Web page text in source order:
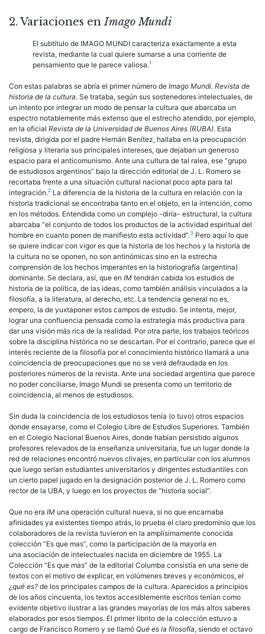
2. Variaciones enImago Mundi
El subtítulo de IMAGO MUNDI caracteriza exactamente a esta
revista, mediante la cual quiere sumarse a una corriente de
pensamiento que le parece valiosa.1
Con estas palabras se abría el primer número de Imago Mundi. Revista de
historia de la cultura. Se trataba, según sus sostenedores intelectuales, de
un intento por integrar un modo de pensar la cultura que abarcaba un
espectro notablemente más extenso que el estrecho atendido, por ejemplo,
en la oficial Revista de la Universidad de Buenos Aires (RUBA). Esta
revista, dirigida por el padre Hernán Benítez, hallaba en la preocupación
religiosa y literaria sus principales intereses, que dejaban un generoso
espacio para el anticomunismo. Ante una cultura de tal ralea, ese “grupo
de estudiosos argentinos” bajo la dirección editorial de J. L. Romero se
recortaba frente a una situación cultural nacional poco apta para tal
integración.2 La diferencia de la historia de la cultura en relación con la
historia tradicional se encontraba tanto en el objeto, en la intención, como
en los métodos. Entendida como un complejo -diría- estructural, la cultura
abarcaba “el conjunto de todos los productos de la actividad espiritual del
hombre en cuanto ponen de manifiesto esta actividad”.3 Pero aquí lo que
se quiere indicar con vigor es que la historia de los hechos y la historia de
la cultura no se oponen, no son antinómicas sino en la estrecha
comprensión de los hechos imperantes en la historiografía (argentina)
dominante. Se declara, así, que en IM tendrán cabida los estudios de
historia de la política, de las ideas, como también análisis vinculados a la
filosofía, a la literatura, al derecho, etc. La tendencia general no es,
empero, la de yuxtaponer estos campos de estudio. Se intenta, mejor,
lograr una confluencia pensada como la estrategia más productiva para
dar una visión más rica de la realidad. Por otra parte, los trabajos teóricos
sobre la disciplina histórica no se descartan. Por el contrario, parece que el
interés reciente de la filosofía por el conocimiento histórico llamará a una
coincidencia de preocupaciones que no se verá defraudada en los
posteriores números de la revista. Ante una sociedad argentina que parece
no poder conciliarse, Imago Mundi se presenta como un territorio de
coincidencia, al menos de estudiosos.
Sin duda la coincidencia de los estudiosos tenía (o tuvo) otros espacios
donde ensayarse, como el Colegio Libre de Estudios Superiores. También
en el Colegio Nacional Buenos Aires, donde habían persistido algunos
profesores relevados de la enseñanza universitaria, fue un lugar donde la
red de relaciones encontró nuevos clivajes, en particular con los alumnos
que luego serían estudiantes universitarios y dirigentes estudiantiles con
un cierto papel jugado en la designación posterior de J. L. Romero como
rector de la UBA, y luego en los proyectos de “historia social”.
Que no era IM una operación cultural nueva, si no que encarnaba
afinidades ya existentes tiempo atrás, lo prueba el claro predominio que los
colaboradores de la revista tuvieron en la amplísimamente conocida
colección “Es que mas”, como la participación de la mayoría en
una asociación de intelectuales nacida en diciembre de 1955. La
Colección “Es que mas” de la editorial Columba consistía en una serie de
textos con el motivo de explicar, en volúmenes breves y económicos, el
¿qué es? de los principales campos de la cultura. Aparecidos a principios
de los años cincuenta, los textos accesiblemente escritos tenían como
evidente objetivo ilustrar a las grandes mayorías de los más altos saberes
elaborados por esos tiempos. El primer librito de la colección estuvo a
cargo de Francisco Romero y se llamó Qué es la filosofía, siendo el octavo